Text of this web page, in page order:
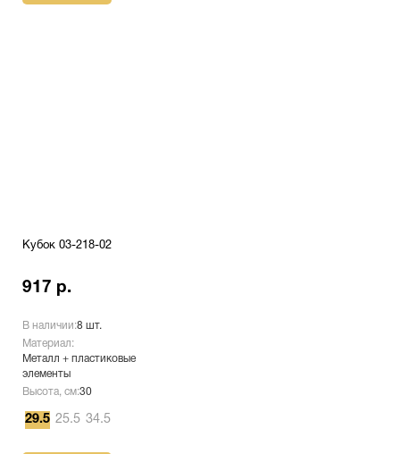
Кубок 03-218-02
917 р.
В наличии:8 шт.
Материал:
Металл + пластиковые
элементы
Высота, см:30
29.5 25.5 34.5